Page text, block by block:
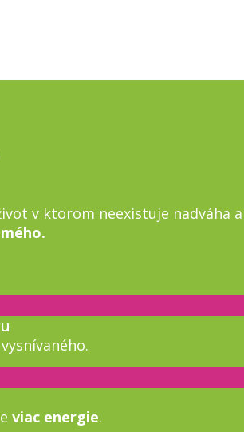
v ktorom neexistuje nadváha
viac energie.